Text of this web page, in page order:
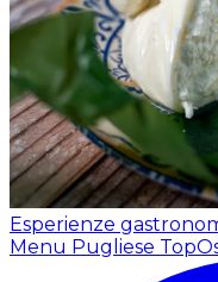
Esperienze
Menu Pugliese Top